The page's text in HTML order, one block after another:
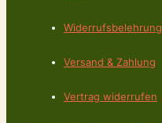
Widerrufsbelehrung
Versand & Zahlung
Vertrag widerrufen